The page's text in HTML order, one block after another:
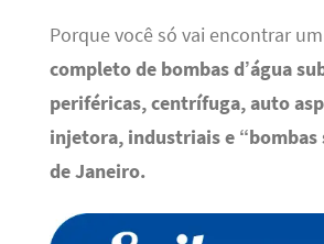
Porque você só vai encontrar um
completo de bombas d’água
periféricas, centrífuga, auto
injetora, industriais e “bombas
de Janeiro.